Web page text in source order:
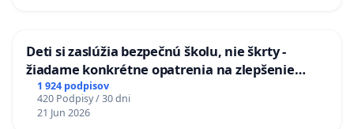
Deti si zaslúžia bezpečnú školu, nie škrty -
žiadame konkrétne opatrenia na zlepšenie
situácie v školstve
1 924 podpisov
420 Podpisy / 30 dni
21 Jun 2026